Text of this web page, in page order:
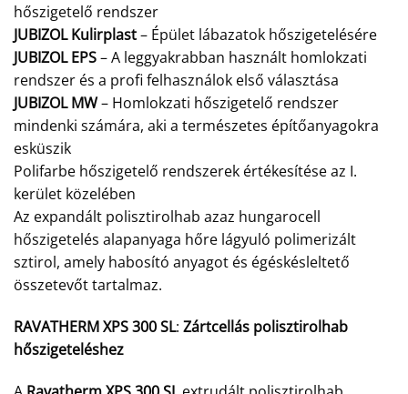
hőszigetelő rendszer
JUBIZOL Kulirplast– Épület lábazatok hőszigetelésére
JUBIZOL EPS– A leggyakrabban használt homlokzati
rendszer és a profi felhasználok első választása
JUBIZOL MW– Homlokzati hőszigetelő rendszer
mindenki számára, aki a természetes építőanyagokra
esküszik
Polifarbe hőszigetelő rendszerek értékesítése az I.
kerület közelében
Az expandált polisztirolhab azaz hungarocell
hőszigetelés alapanyaga hőre lágyuló polimerizált
sztirol, amely habosító anyagot és égéskésleltető
összetevőt tartalmaz.
RAVATHERM XPS 300 SL: Zártcellás polisztirolhab
hőszigeteléshez